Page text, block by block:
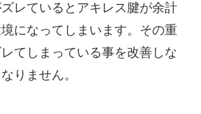
レているとアキレス腱が余計
になってしまいます。その重
てしまっている事を改善しな
りません。